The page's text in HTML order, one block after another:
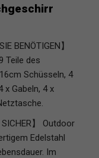
BENÖTIGEN】
Teile des
Schüsseln, 4
x Gabeln, 4 x
】 Outdoor
Edelstahl
Im